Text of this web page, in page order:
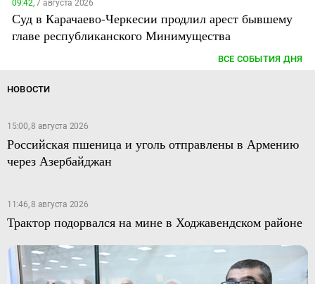
09:42,7 августа 2026
Суд в Карачаево-Черкесии продлил арест бывшему
главе республиканского Минимущества
ВСЕ СОБЫТИЯ ДНЯ
НОВОСТИ
15:00, 8 августа 2026
Российская пшеница и уголь отправлены в Армению
через Азербайджан
11:46, 8 августа 2026
Трактор подорвался на мине в Ходжавендском районе